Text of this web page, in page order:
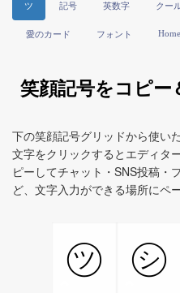
ツ 記号 英数字 クー
愛のカード フォント Home
笑顔記号をコピ
下の笑顔記号グリッドから使い
文字をクリックするとエディタ
ピーしてチャット・SNS投稿・
ど、文字入力ができる場所にペ
㋡ ㋛